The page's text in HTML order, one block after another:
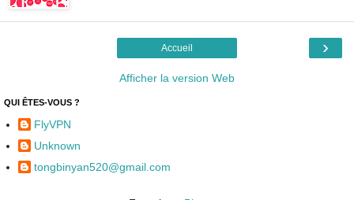
›
Accueil
Afficher la version Web
QUI ÊTES-VOUS ?
FlyVPN
Unknown
tongbinyan520@gmail.com